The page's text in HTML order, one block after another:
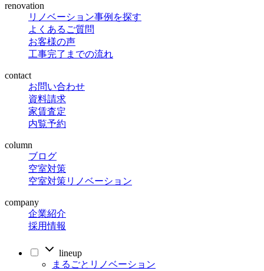
renovation
リノベーション事例を探す
よくあるご質問
お客様の声
工事完了までの流れ
contact
お問い合わせ
資料請求
家賃査定
内覧予約
column
ブログ
空室対策
空室対策リノベーション
company
企業紹介
採用情報
lineup
まるごとリノベーション